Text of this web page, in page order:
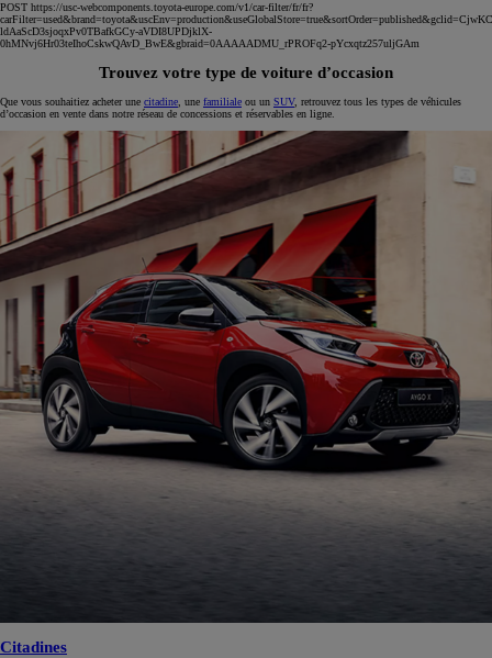
POST https://usc-webcomponents.toyota-europe.com/v1/car-filter/fr/fr?
ldAaScD3sjoqxPv0TBafkGCy-aVDI8UPDjklX-
0hMNvj6Hr03teIhoCskwQAvD_BwE&gbraid=0AAAAADMU_rPROFq2-pYcxqtz257uljGAm
Trouvez votre type de voiture d’occasion
Que vous souhaitiez acheter une citadine , une familiale ou un SUV, retrouvez tous les types de véhicules
d’occasion en vente dans notre réseau de concessions et réservables en ligne.
Citadines